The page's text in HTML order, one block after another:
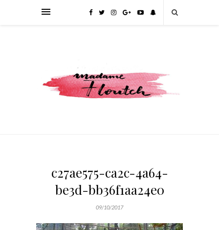
c27ae575-ca2c-4a64-
be3d-bb36f1aa24e0
09/10/2017